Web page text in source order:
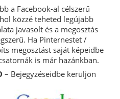
a Facebook-al célszerű
közzé teheted legújabb
javasolt és a megosztás
Ha Pinternestet /
megosztást saját képeidbe
is már hazánkban.
– Bejegyzéseidbe kerüljön